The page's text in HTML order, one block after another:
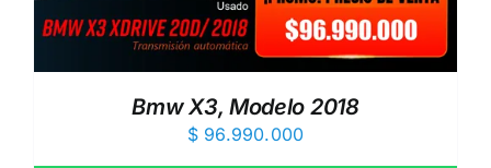
Bmw X3, Modelo 2018
$96.990.000